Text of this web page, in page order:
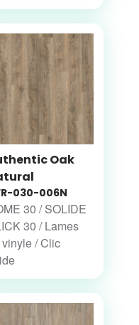
Oak
030-006N
30 / SOLIDE
30 / Lames
/ Clic